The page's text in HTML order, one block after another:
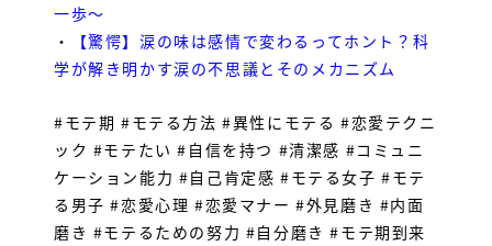
一歩～
・
【驚愕】涙の味は感情で変わるってホント？科
学が解き明かす涙の不思議とそのメカニズム
#モテ期 #モテる方法 #異性にモテる #恋愛テクニ
ック #モテたい #自信を持つ #清潔感 #コミュニ
ケーション能力 #自己肯定感 #モテる女子 #モテ
る男子 #恋愛心理 #恋愛マナー #外見磨き #内面
磨き #モテるための努力 #自分磨き #モテ期到来